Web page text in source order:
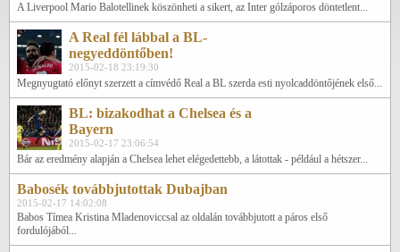
A Liverpool Mario Balotellinek köszönheti a sikert, az Inter gólzáporos döntetlent...
A Real fél lábbal a BL-
negyeddöntőben!
2015-02-18 23:19:30
Megnyugtató előnyt szerzett a címvédő Real a BL szerda esti nyolcaddöntőjének első...
BL: bizakodhat a Chelsea és a
Bayern
2015-02-17 23:06:54
Bár az eredmény alapján a Chelsea lehet elégedettebb, a látottak - például a hétszer...
Babosék továbbjutottak Dubajban
2015-02-17 14:02:08
Babos Tímea Kristina Mladenoviccsal az oldalán továbbjutott a páros első
fordulójából...